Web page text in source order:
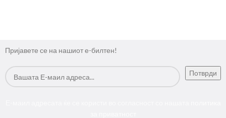
Пријавете се на нашиот е-билтен!